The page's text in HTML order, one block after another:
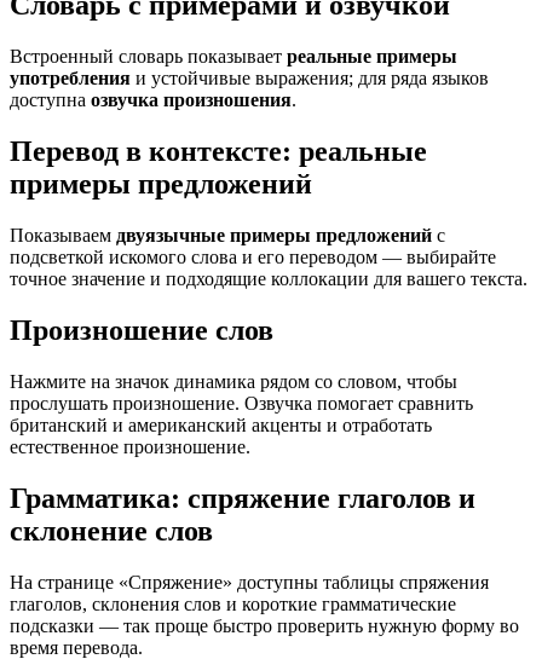
Встроенный словарь показывает реальные примеры
употребления и устойчивые выражения; для ряда языков
доступна озвучка произношения.
Перевод в контексте: реальные
примеры предложений
Показываем двуязычные примеры предложений с
подсветкой искомого слова и его переводом — выбирайте
точное значение и подходящие коллокации для вашего текста.
Произношение слов
Нажмите на значок динамика рядом со словом, чтобы
прослушать произношение. Озвучка помогает сравнить
британский и американский акценты и отработать
естественное произношение.
Грамматика: спряжение глаголов и
склонение слов
На странице «Спряжение» доступны таблицы спряжения
глаголов, склонения слов и короткие грамматические
подсказки — так проще быстро проверить нужную форму во
время перевода.